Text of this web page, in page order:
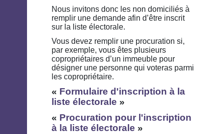
Nous invitons donc les non domiciliés à
remplir une demande afin d’être inscrit
sur la liste électorale.
Vous devez remplir une procuration si,
par exemple, vous êtes plusieurs
copropriétaires d’un immeuble pour
désigner une personne qui voteras parmi
les copropriétaire.
« Formulaire d'inscription à la
liste électorale »
« Procuration pour l'inscription
à la liste électorale »